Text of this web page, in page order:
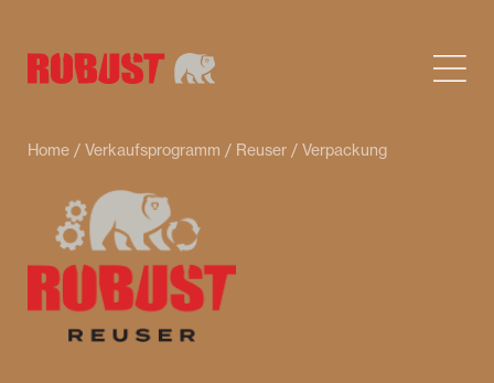
Home / Verkaufsprogramm / Reuser / Verpackung